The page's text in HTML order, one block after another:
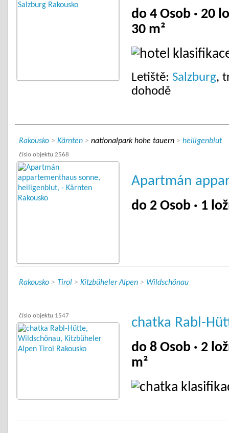
do 4 Osob · 20
30 m²
Letiště: Salzburg,
dohodě
Rakousko > Kärnten > nationalpark hohe tauern > heiligenblut
číslo objektu 2568
Apartmán
do 2 Osob · 1
Rakousko > Tirol > Kitzbüheler Alpen > Wildschönau
číslo objektu 1547 chatka Rabl-
do 8 Osob · 2
m²